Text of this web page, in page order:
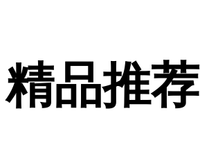
精品推荐